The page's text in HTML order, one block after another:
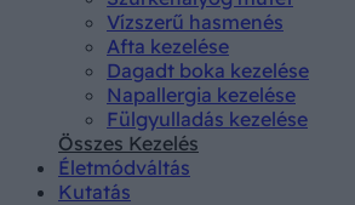
Vízszerű hasmenés
Afta kezelése
Dagadt boka kezelése
Napallergia kezelése
Fülgyulladás kezelése
Összes Kezelés
Életmódváltás
Kutatás